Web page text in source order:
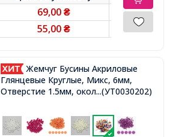
69,00₴
55,00₴
Жемчуг Бусины Акриловые
Глянцевые Круглые, Микс, 6мм,
Отверстие 1.5мм, около 210шт/25г,
...(УТ0030202)